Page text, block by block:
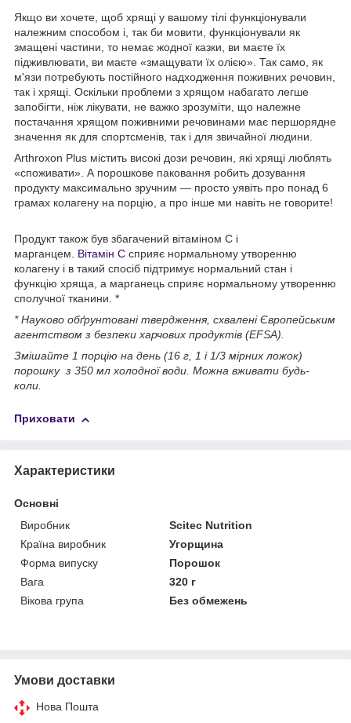
Якщо ви хочете, щоб хрящі у вашому тілі функціонували
належним способом і, так би мовити, функціонували як
змащені частини, то немає жодної казки, ви маєте їх
підживлювати, ви маєте «змащувати їх олією». Так само, як
м'язи потребують постійного надходження поживних речовин,
так і хрящі. Оскільки проблеми з хрящом набагато легше
запобігти, ніж лікувати, не важко зрозуміти, що належне
постачання хрящом поживними речовинами має першорядне
значення як для спортсменів, так і для звичайної людини.
Arthroxon Plus містить високі дози речовин, які хрящі люблять
«споживати». А порошкове паковання робить дозування
продукту максимально зручним — просто уявіть про понад 6
грамах колагену на порцію, а про інше ми навіть не говорите!
Продукт також був збагачений вітаміном С і
марганцем. Вітамін С сприяє нормальному утворенню
колагену і в такий спосіб підтримує нормальний стан і
функцію хряща, а марганець сприяє нормальному утворенню
сполучної тканини. *
* Науково обґрунтовані твердження, схвалені Європейським
агентством з безпеки харчових продуктів (EFSA).
Змішайте 1 порцію на день (16 г, 1 і 1/3 мірних ложок)
порошку з 350 мл холодної води. Можна вживати будь-
коли.
Приховати
Характеристики
Основні
Виробник
Scitec Nutrition
Країна виробник
Угорщина
Форма випуску
Порошок
Вага
320 г
Вікова група
Без обмежень
Умови доставки
Нова Пошта